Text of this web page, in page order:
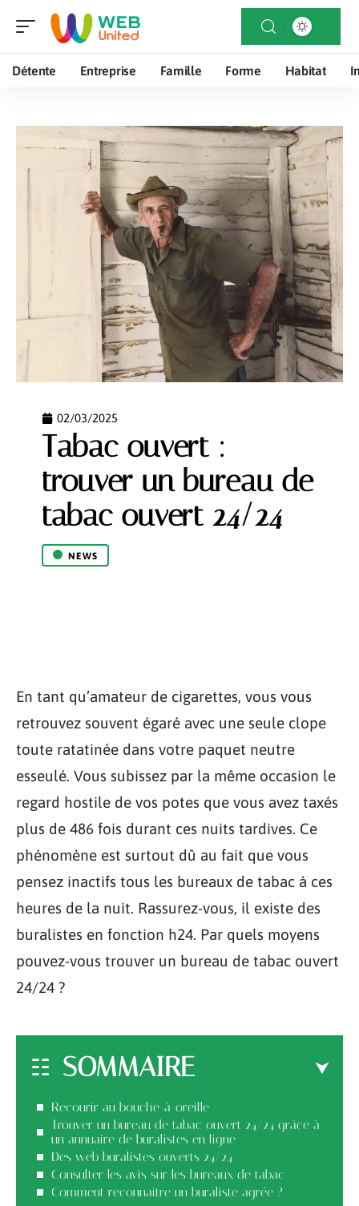
Détente Entreprise Famille Forme Habitat
02/03/2025
Tabac ouvert :
trouver un bureau de
tabac ouvert 24/24
NEWS
En tant qu’amateur de cigarettes, vous vous
retrouvez souvent égaré avec une seule clope
toute ratatinée dans votre paquet neutre
esseulé. Vous subissez par la même occasion le
regard hostile de vos potes que vous avez taxés
plus de 486 fois durant ces nuits tardives. Ce
phénomène est surtout dû au fait que vous
pensez inactifs tous les bureaux de tabac à ces
heures de la nuit. Rassurez-vous, il existe des
buralistes en fonction h24. Par quels moyens
pouvez-vous trouver un bureau de tabac ouvert
24/24 ?
SOMMAIRE
Recourir au bouche-à-oreille
Trouver un bureau de tabac ouvert 24/24 grâce à
un annuaire de buralistes en ligne
Des web buralistes ouverts 24/24
Consulter les avis sur les bureaux de tabac
Comment reconnaitre un buraliste agrée ?